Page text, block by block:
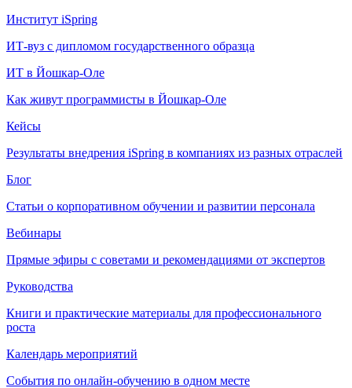
Институт iSpring
ИТ-вуз с дипломом государственного образца
ИТ в Йошкар-Оле
Как живут программисты в Йошкар‑Оле
Кейсы
Результаты внедрения iSpring в компаниях из разных отраслей
Блог
Статьи о корпоративном обучении и развитии персонала
Вебинары
Прямые эфиры с советами и рекомендациями от экспертов
Руководства
Книги и практические материалы для профессионального
роста
Календарь мероприятий
События по онлайн-обучению в одном месте